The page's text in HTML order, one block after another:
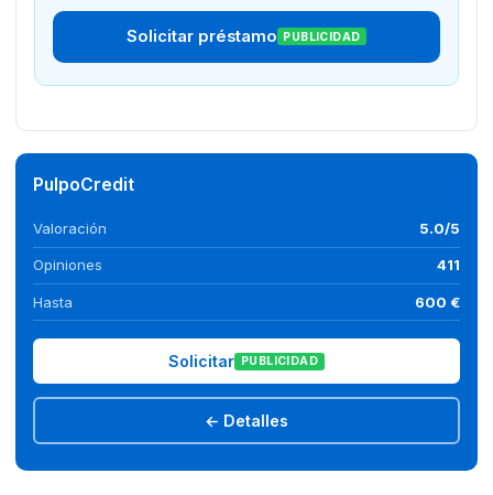
Solicitar préstamo PUBLICIDAD
PulpoCredit
Valoración 5.0/5
Opiniones 411
Hasta 600 €
Solicitar PUBLICIDAD
← Detalles